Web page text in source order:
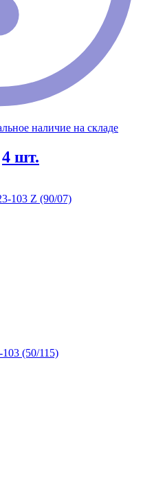
наличие на складе
4 шт.
103 Z (90/07)
(50/115)